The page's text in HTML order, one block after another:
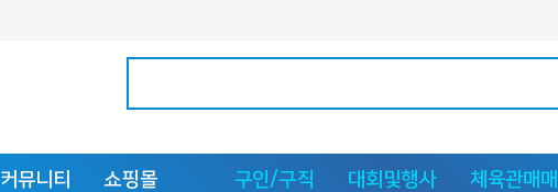
커뮤니티 쇼핑몰 구인/구직 대회및행사 체육관매매